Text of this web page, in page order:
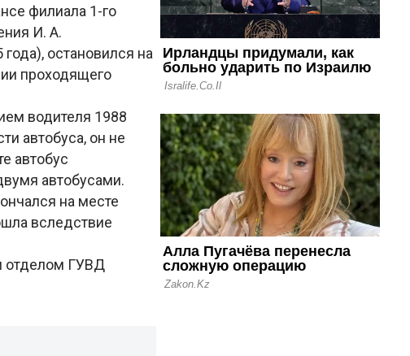
филиала 1-го
И. А.
остановился на
проходящего
водителя 1988
автобуса, он не
автобус
автобусами.
на месте
вследствие
отделом ГУВД